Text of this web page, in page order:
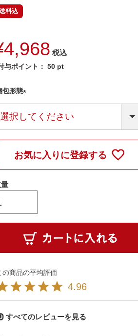
料込
4,968 税込
与ポイント： 50 pt
包形態
(
必
)
お気に入りに登録する
4.96
すべてのレビューを見る